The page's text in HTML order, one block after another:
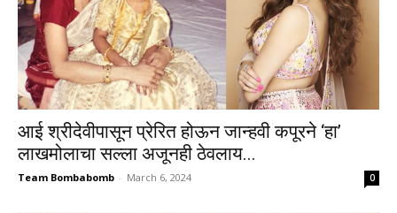
आई श्रीदेवीपासून प्रेरित होऊन जान्हवी कपूरने ‘हा’
लाखमोलाचा सल्ला अजूनही ठेवलाय...
Team Bombabomb - March 6, 2024 0